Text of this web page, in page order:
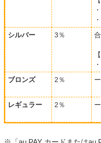
シルバー
3％
ブロンズ
2％ ー
レギュラー 2％ ー